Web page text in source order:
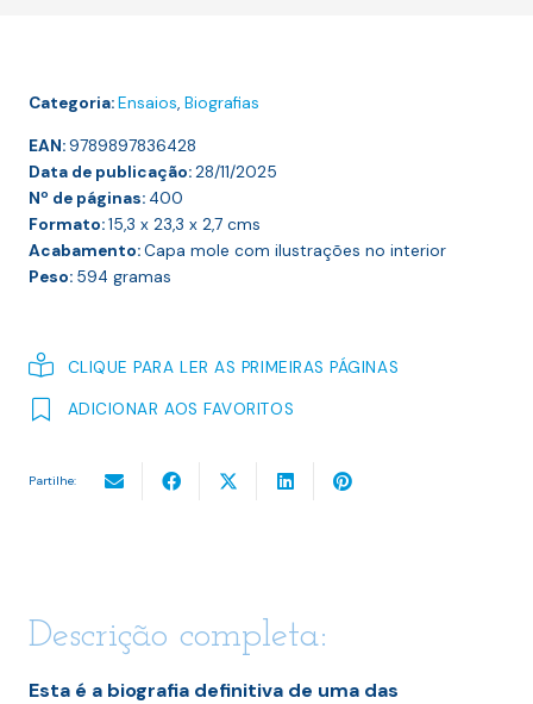
Categoria:Ensaios, Biografias
EAN:9789897836428
Data de publicação:28/11/2025
Nº de páginas: 400
Formato:15,3 x 23,3 x 2,7 cms
Acabamento:Capa mole com ilustrações no interior
Peso: 594 gramas
CLIQUE PARA LER AS PRIMEIRAS PÁGINAS
ADICIONAR AOS FAVORITOS
Partilhe:
Descrição completa:
Esta é a biografia definitiva de uma das